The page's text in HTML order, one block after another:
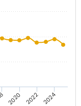
2020 2022 2024